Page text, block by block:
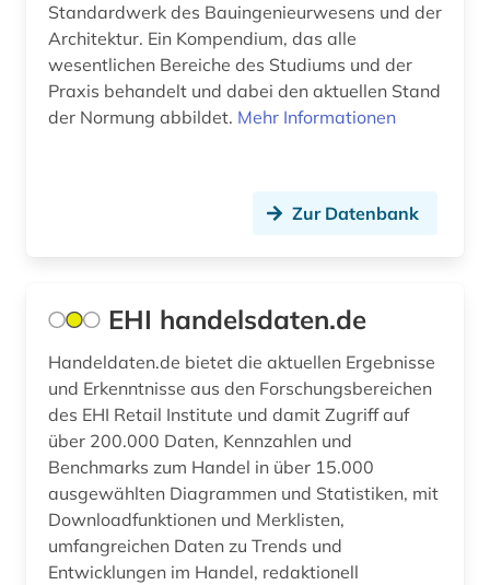
analyse (2)
analytische chemie (3)
analytische methoden (1)
anglikanische kirche der provinz uganda (1)
annotierte sprachdatenbank (1)
anorganische chemie (5)
anorganische verbindungen (1)
anpassung (1)
anschrift (1)
Griechenland (Altertum) (2)
Großbritannien (24)
Hamburg (1)
Italien (12)
Japan (6)
Jugoslawien (1)
Kanada (11)
Korea (1)
Kroatien (1)
Standardwerk des Bauingenieurwesens und der
Architektur. Ein Kompendium, das alle
wesentlichen Bereiche des Studiums und der
Praxis behandelt und dabei den aktuellen Stand
der Normung abbildet. Mehr Informationen
Zur Datenbank
EHI handelsdaten.de
Handeldaten.de bietet die aktuellen Ergebnisse
und Erkenntnisse aus den Forschungsbereichen
des EHI Retail Institute und damit Zugriff auf
über 200.000 Daten, Kennzahlen und
Benchmarks zum Handel in über 15.000
ausgewählten Diagrammen und Statistiken, mit
Downloadfunktionen und Merklisten,
umfangreichen Daten zu Trends und
Entwicklungen im Handel, redaktionell